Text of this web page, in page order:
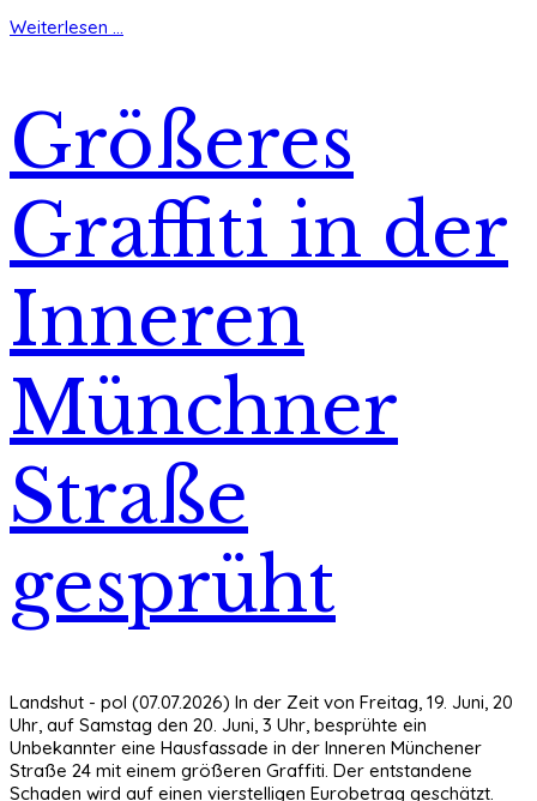
Weiterlesen ...
Größeres
Graffiti in der
Inneren
Münchner
Straße
gesprüht
Landshut - pol (07.07.2026) In der Zeit von Freitag, 19. Juni, 20
Uhr, auf Samstag den 20. Juni, 3 Uhr, besprühte ein
Unbekannter eine Hausfassade in der Inneren Münchener
Straße 24 mit einem größeren Graffiti. Der entstandene
Schaden wird auf einen vierstelligen Eurobetrag geschätzt.